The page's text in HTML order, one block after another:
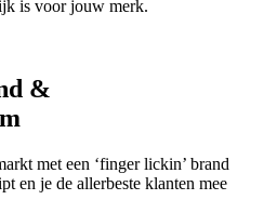
is voor jouw merk.
&
met een ‘finger lickin’ brand
en je de allerbeste klanten mee